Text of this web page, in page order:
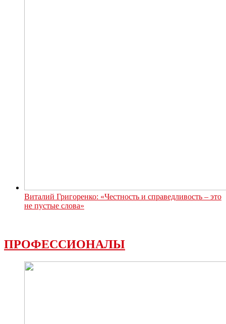
Виталий Григоренко: «Честность и справедливость – это
не пустые слова»
ПРОФЕССИОНАЛЫ